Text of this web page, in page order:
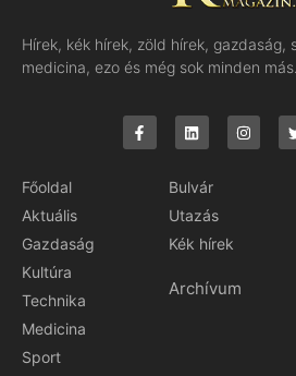
Hírek, kék hírek, zöld hírek, gazdaság,
medicina, ezo és még sok minden
Főoldal
Aktuális
Gazdaság
Kultúra
Technika
Medicina
Sport
Bulvár
Utazás
Kék hírek
Archívum